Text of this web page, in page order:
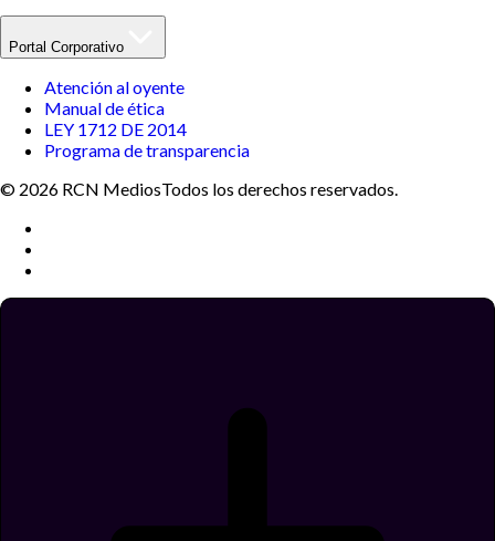
Portal Corporativo
Atención al oyente
Manual de ética
LEY 1712 DE 2014
Programa de transparencia
© 2026 RCN MediosTodos los derechos reservados.